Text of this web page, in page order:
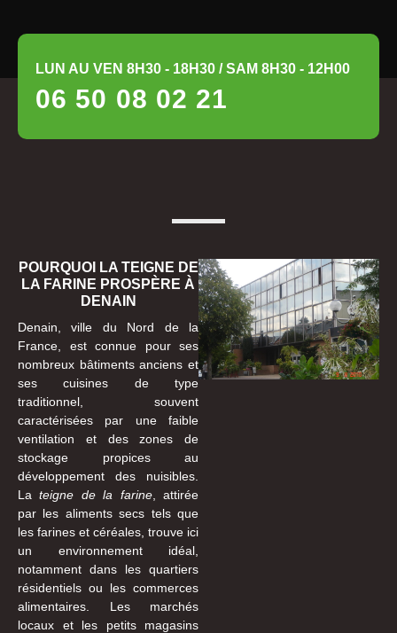
LUN AU VEN 8H30 - 18H30 / SAM 8H30 - 12H00
06 50 08 02 21
POURQUOI LA TEIGNE DE
LA FARINE PROSPÈRE À
DENAIN
Denain, ville du Nord de la
France, est connue pour ses
nombreux bâtiments anciens et
ses cuisines de type
traditionnel, souvent
caractérisées par une faible
ventilation et des zones de
stockage propices au
développement des nuisibles.
Lateigne de la farine, attirée
par les aliments secs tels que
les farines et céréales, trouve ici
un environnement idéal,
notamment dans les quartiers
résidentiels ou les commerces
alimentaires. Les marchés
locaux et les petits magasins